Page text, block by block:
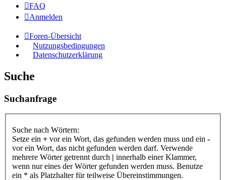
FAQ
Anmelden
Foren-Übersicht
Nutzungsbedingungen
Datenschutzerklärung
Suche
Suchanfrage
Suche nach Wörtern:
Setze ein + vor ein Wort, das gefunden werden muss und ein -
vor ein Wort, das nicht gefunden werden darf. Verwende
mehrere Wörter getrennt durch | innerhalb einer Klammer,
wenn nur eines der Wörter gefunden werden muss. Benutze
ein * als Platzhalter für teilweise Übereinstimmungen.